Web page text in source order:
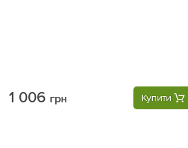
1 006 грн Купити